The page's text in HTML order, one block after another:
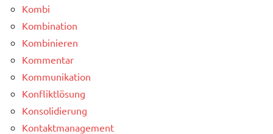
Kombi
Kombination
Kombinieren
Kommentar
Kommunikation
Konfliktlösung
Konsolidierung
Kontaktmanagement